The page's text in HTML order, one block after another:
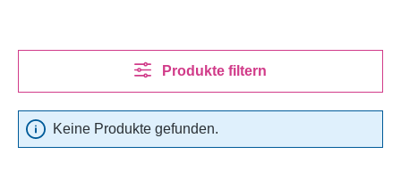
Produkte filtern
Keine Produkte gefunden.